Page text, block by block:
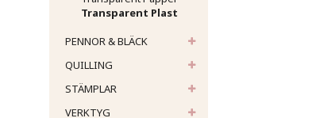
Transparent Plast
PENNOR & BLÄCK
QUILLING
STÄMPLAR
VERKTYG